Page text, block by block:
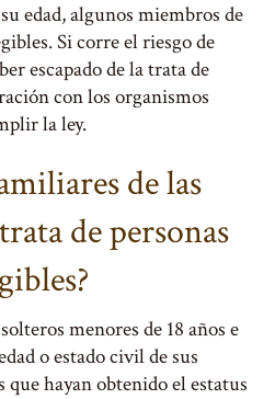
edad, algunos miembros de
Si corre el riesgo de
escapado de la trata de
con los organismos
la ley.
de las
de personas
menores de 18 años e
o estado civil de sus
hayan obtenido el estatus